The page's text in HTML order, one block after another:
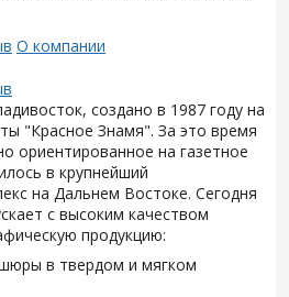
О компании
создано в 1987 году на
"Красное Знамя". За это время
ориентированное на газетное
в крупнейший
на Дальнем Востоке. Сегодня
с высоким качеством
продукцию:
в твердом и мягком